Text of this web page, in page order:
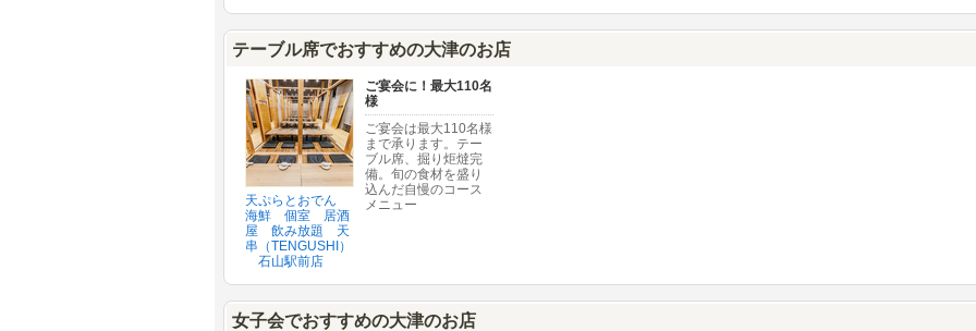
テーブル席でおすすめの大津のお店
天ぷらとおでん
海鮮 個室 居酒
屋 飲み放題 天
串（TENGUSHI）
石山駅前店
ご宴会に！最大110名
様
ご宴会は最大110名様
まで承ります。テー
ブル席、掘り炬燵完
備。旬の食材を盛り
込んだ自慢のコース
メニュー
女子会でおすすめの大津のお店